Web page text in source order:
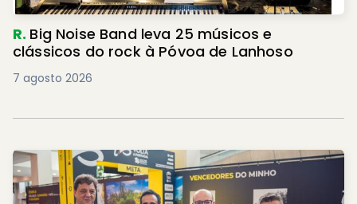
R. Big Noise Band leva 25 músicos e
clássicos do rock à Póvoa de Lanhoso
7 agosto 2026